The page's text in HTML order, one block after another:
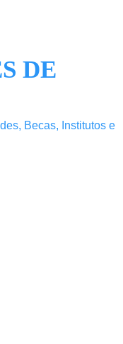
DE
Becas, Institutos e